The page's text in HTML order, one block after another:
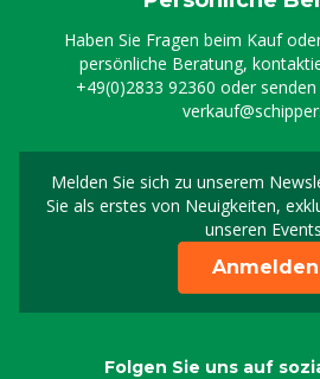
Haben Sie Fragen beim Kauf
persönliche Beratung,
+49(0)2833 92360 oder senden
Melden Sie sich zu unserem
Sie als erstes von Neuigkeiten,
unseren
Anmelden
Folgen Sie uns auf